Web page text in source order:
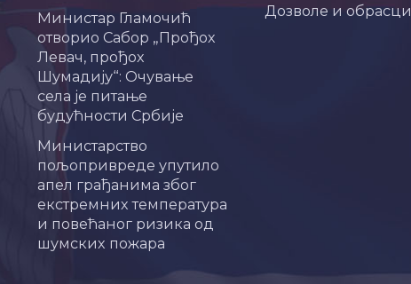
Министар Гламочић
отворио Сабор „Прођох
Левач, прођох
Шумадију“: Очување
села је питање
будућности Србије
Министарство
пољопривреде упутило
апел грађанима због
екстремних температура
и повећаног ризика од
шумских пожара
Дозволе и обрасци